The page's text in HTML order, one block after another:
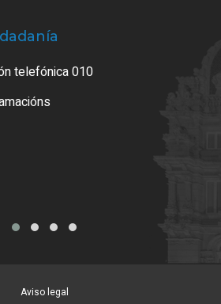
telefónica 010
Aviso legal